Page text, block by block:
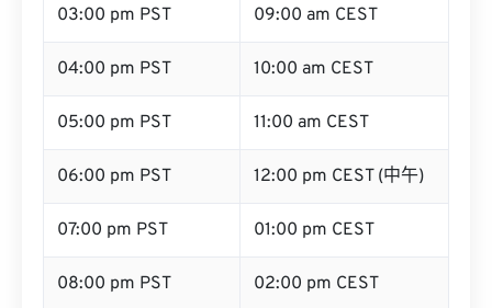
03:00 pm PST 09:00 am CEST
04:00 pm PST 10:00 am CEST
05:00 pm PST 11:00 am CEST
06:00 pm PST 12:00 pm CEST (中午)
07:00 pm PST 01:00 pm CEST
08:00 pm PST 02:00 pm CEST